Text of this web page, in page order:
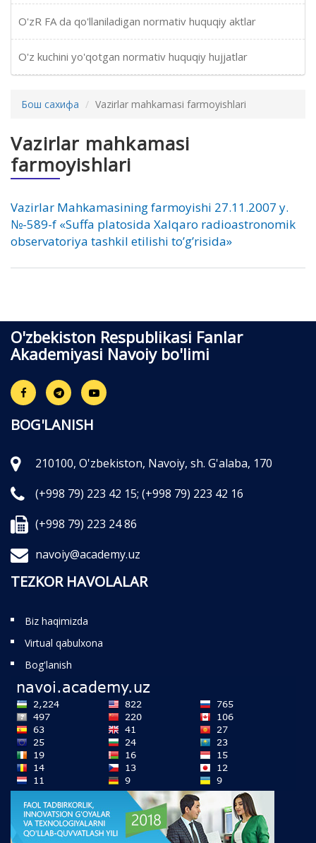
O'zR FA da qo'llaniladigan normativ huquqiy aktlar
O'z kuchini yo'qotgan normativ huquqiy hujjatlar
Бош сахифа Vazirlar mahkamasi farmoyishlari
Vazirlar mahkamasi
farmoyishlari
Vazirlar Mahkamasining farmoyishi 27.11.2007 y.
№-589-f «Suffa platosida Xalqaro radioastronomik
observatoriya tashkil etilishi to’g’risida»
O'zbekiston Respublikasi Fanlar
Akademiyasi Navoiy bo'limi
BOG'LANISH
210100, O'zbekiston, Navoiy, sh. G'alaba, 170
(+998 79) 223 42 15; (+998 79) 223 42 16
(+998 79) 223 24 86
navoiy@academy.uz
TEZKOR HAVOLALAR
Biz haqimizda
Virtual qabulxona
Bog'lanish